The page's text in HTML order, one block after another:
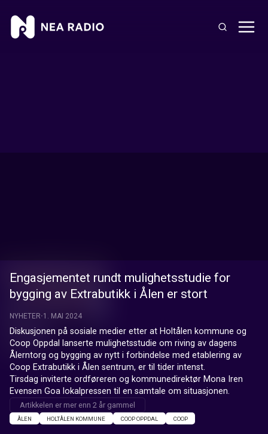
Engasjementet rundt mulighetsstudie for
bygging av Extrabutikk i Ålen er stort
NYHETER 1. MAI 2024
Diskusjonen på sosiale medier etter at Holtålen kommune og
Coop Oppdal lanserte mulighetsstudie om riving av dagens
Ålerntorg og bygging av nytt i forbindelse med etablering av
Coop Extrabutikk i Ålen sentrum, er til tider intenst.
Tirsdag inviterte ordføreren og kommunedirektør Mona Iren
Evensen Goa lokalpressen til en samtale om situasjonen.
Artikkelen er mer enn 2 år gammel
ÅLEN HOLTÅLEN KOMMUNE COOP OPPDAL COOP